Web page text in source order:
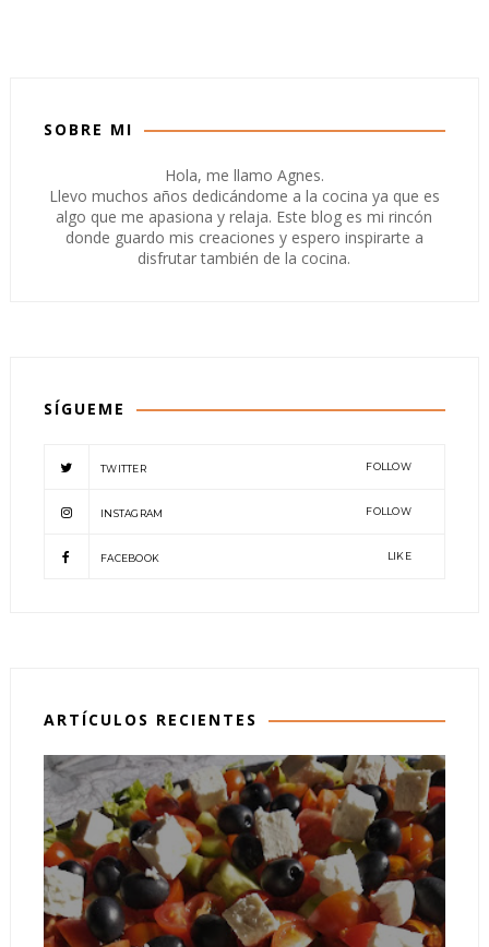
SOBRE MI
Hola, me llamo Agnes.
Llevo muchos años dedicándome a la cocina ya que es
algo que me apasiona y relaja. Este blog es mi rincón
donde guardo mis creaciones y espero inspirarte a
disfrutar también de la cocina.
SÍGUEME
TWITTER FOLLOW
INSTAGRAM FOLLOW
FACEBOOK LIKE
ARTÍCULOS RECIENTES